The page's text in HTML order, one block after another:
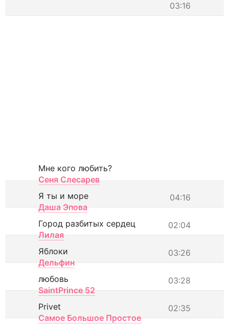
03:16
Мне кого любить?
Сеня Слесарев
04:16
Я ты и море
Даша Эпова
02:04
Город разбитых сердец
Лилая
03:26
Яблоки
Дельфин
03:28
любовь
SaintPrince 52
02:35
Privet
Самое Большое Простое